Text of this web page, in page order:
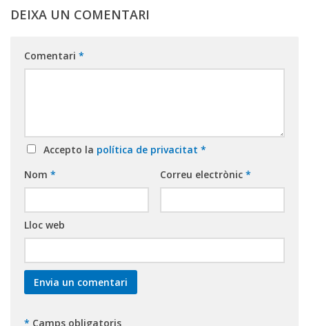
DEIXA UN COMENTARI
Comentari *
Accepto la política de privacitat *
Nom * Correu electrònic *
Lloc web
* Camps obligatoris